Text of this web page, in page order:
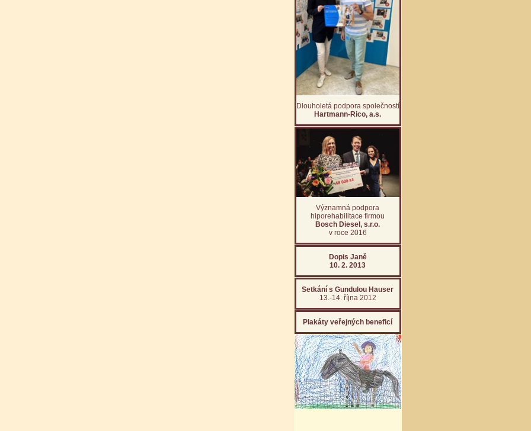
Dlouholetá podpora společností
Hartmann-Rico, a.s.
Významná podpora
hiporehabilitace firmou
Bosch Diesel, s.r.o.
v roce 2016
Dopis Janě
10. 2. 2013
Setkání s Gundulou Hauser
13.-14. října 2012
Plakáty veřejných beneficí